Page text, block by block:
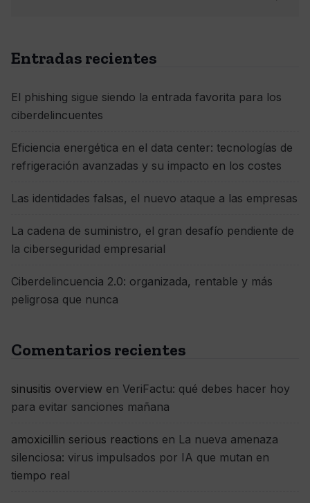
Entradas recientes
El phishing sigue siendo la entrada favorita para los
ciberdelincuentes
Eficiencia energética en el data center: tecnologías de
refrigeración avanzadas y su impacto en los costes
Las identidades falsas, el nuevo ataque a las empresas
La cadena de suministro, el gran desafío pendiente de
la ciberseguridad empresarial
Ciberdelincuencia 2.0: organizada, rentable y más
peligrosa que nunca
Comentarios recientes
sinusitis overview en VeriFactu: qué debes hacer hoy
para evitar sanciones mañana
amoxicillin serious reactions en La nueva amenaza
silenciosa: virus impulsados por IA que mutan en
tiempo real